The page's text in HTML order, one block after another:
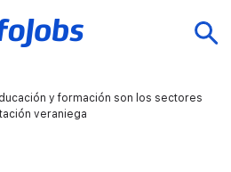
y formación son los sectores
veraniega